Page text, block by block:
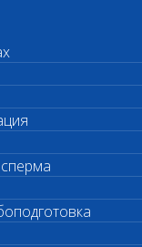
УСЛУГ
2025 года